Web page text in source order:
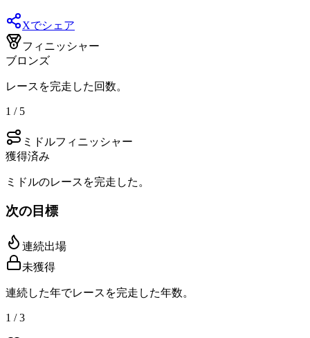
Xでシェア
フィニッシャー
ブロンズ
レースを完走した回数。
1 / 5
ミドルフィニッシャー
獲得済み
ミドルのレースを完走した。
次の目標
連続出場
未獲得
連続した年でレースを完走した年数。
1 / 3